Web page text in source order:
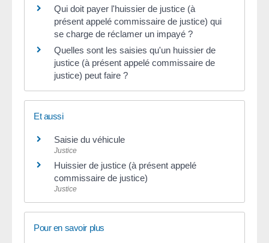
Qui doit payer l'huissier de justice (à
présent appelé commissaire de justice) qui
se charge de réclamer un impayé ?
Quelles sont les saisies qu'un huissier de
justice (à présent appelé commissaire de
justice) peut faire ?
Et aussi
Saisie du véhicule
Justice
Huissier de justice (à présent appelé
commissaire de justice)
Justice
Pour en savoir plus